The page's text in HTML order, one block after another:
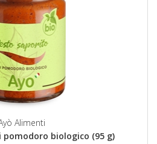
Alimenti
biologico (95 g)